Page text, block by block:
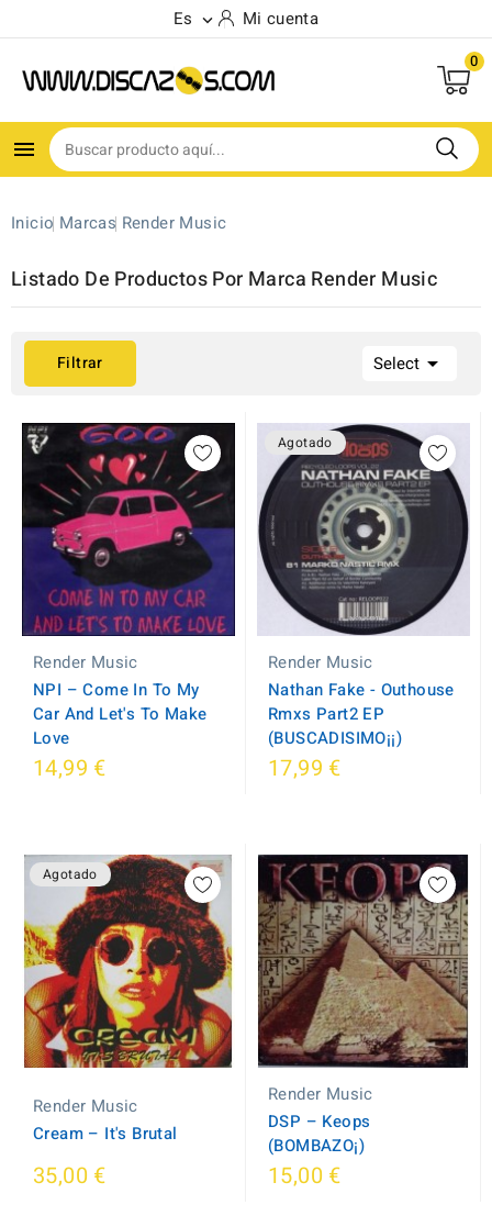
Es  Mi cuenta
0

Inicio Marcas Render Music
Listado De Productos Por Marca Render Music
Filtrar Select 
Render Music
NPI ‎– Come In To My
Car And Let's To Make
Love
14,99 €
Agotado
Render Music
Nathan Fake - Outhouse
Rmxs Part2 EP
(BUSCADISIMO¡¡)
17,99 €
Agotado
Render Music
Cream ‎– It's Brutal
35,00 €
Render Music
DSP – Keops
(BOMBAZO¡)
15,00 €